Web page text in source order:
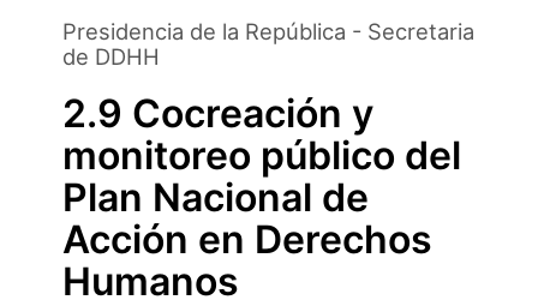
Presidencia de la República - Secretaria
de DDHH
2.9 Cocreación y
monitoreo público del
Plan Nacional de
Acción en Derechos
Humanos